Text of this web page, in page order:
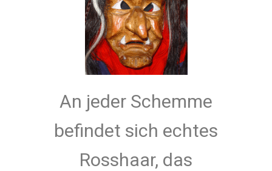
An jeder Schemme
befindet sich echtes
Rosshaar, das